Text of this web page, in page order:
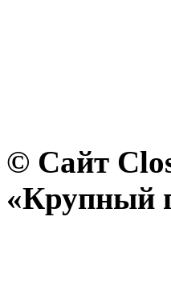
© Сайт
«Крупный